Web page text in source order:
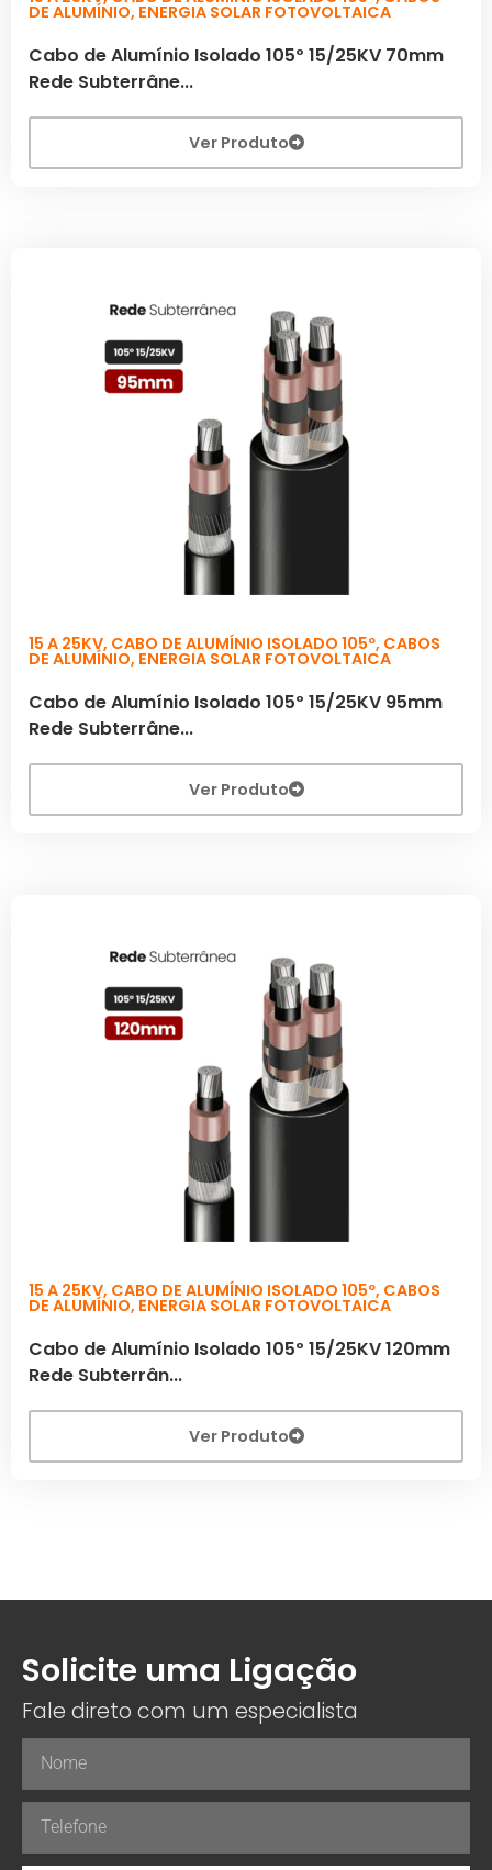
DE ALUMÍNIO, ENERGIA SOLAR FOTOVOLTAICA
Cabo de Alumínio Isolado 105º 15/25KV 70mm
Rede Subterrâne...
Ver Produto
15 A 25KV, CABO DE ALUMÍNIO ISOLADO 105º, CABOS
DE ALUMÍNIO, ENERGIA SOLAR FOTOVOLTAICA
Cabo de Alumínio Isolado 105º 15/25KV 95mm
Rede Subterrâne...
Ver Produto
15 A 25KV, CABO DE ALUMÍNIO ISOLADO 105º, CABOS
DE ALUMÍNIO, ENERGIA SOLAR FOTOVOLTAICA
Cabo de Alumínio Isolado 105º 15/25KV 120mm
Rede Subterrân...
Ver Produto
Solicite uma Ligação
Fale direto com um especialista